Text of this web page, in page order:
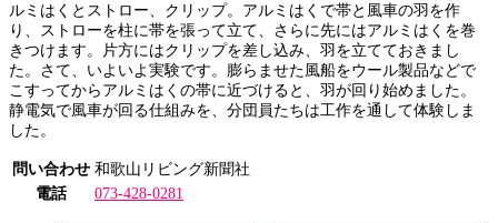
ルミはくとストロー、クリップ。アルミはくで帯と風車の羽を作
り、ストローを柱に帯を張って立て、さらに先にはアルミはくを巻
きつけます。片方にはクリップを差し込み、羽を立てておきまし
た。さて、いよいよ実験です。膨らませた風船をウール製品などで
こすってからアルミはくの帯に近づけると、羽が回り始めました。
静電気で風車が回る仕組みを、分団員たちは工作を通して体験しま
した。
問い合わせ 和歌山リビング新聞社
電話
073-428-0281